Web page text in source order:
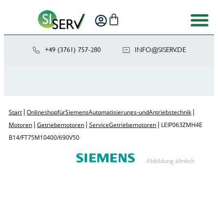
+49 (3761) 757-280 ED.VRE
SIS@OF
NI
Start | Onlineshop für Siemens Automatisierungs- und Antriebstechnik |
Motoren | Getriebemotoren | Service Getriebemotoren | LEIP063ZMH4E
B14/FT75 M10 400/690V 50
Abbildung ähnlich